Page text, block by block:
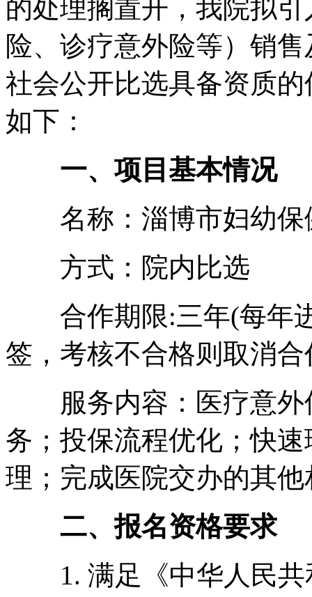
的处理搁置开，我院拟
险、诊疗意外险等）销
社会公开比选具备资质
如下：
一、项目基本情况
名称：淄博市妇幼保
方式：院内比选
合作期限:三年(每年进
签，考核不合格则取消
服务内容：医疗意外
务；投保流程优化；快
理；完成医院交办的其
二、报名资格要求
1. 满足《中华人民共